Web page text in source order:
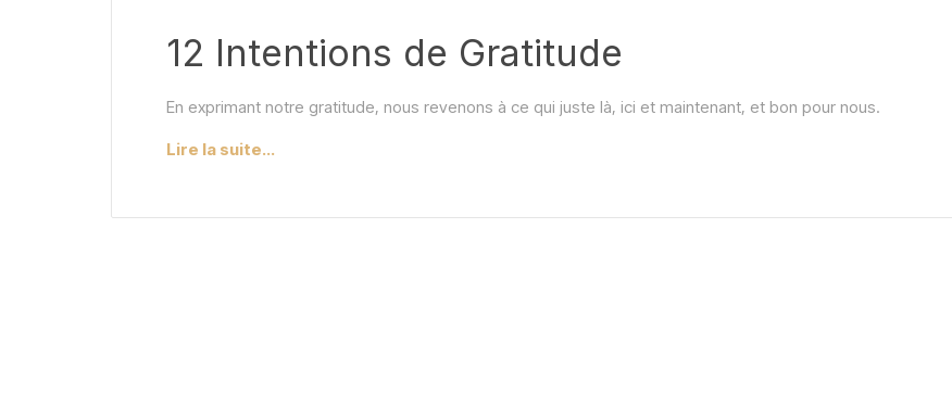
12 Intentions de Gratitude
En exprimant notre gratitude, nous revenons à ce qui juste là, ici et maintenant, et bon pour nous.
Lire la suite...